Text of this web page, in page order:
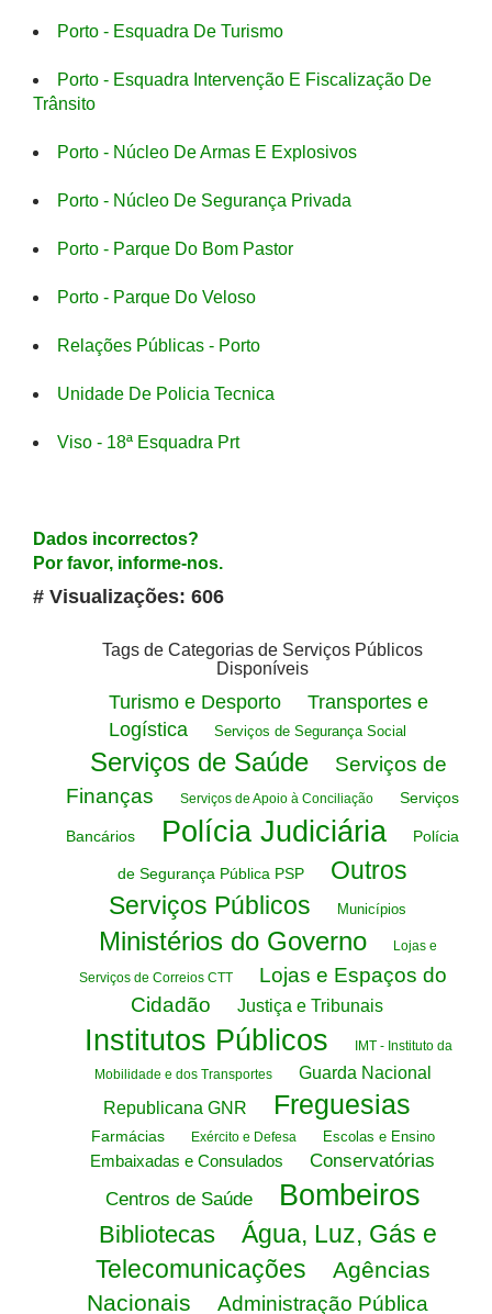
Porto - Esquadra De Turismo
Porto - Esquadra Intervenção E Fiscalização De
Trânsito
Porto - Núcleo De Armas E Explosivos
Porto - Núcleo De Segurança Privada
Porto - Parque Do Bom Pastor
Porto - Parque Do Veloso
Relações Públicas - Porto
Unidade De Policia Tecnica
Viso - 18ª Esquadra Prt
Dados incorrectos?
Por favor, informe-nos.
# Visualizações: 606
Tags de Categorias de Serviços Públicos
Disponíveis
Turismo e Desporto
Transportes e
Logística
Serviços de Segurança Social
Serviços de Saúde
Serviços de
Finanças
Serviços de Apoio à Conciliação Serviços
Bancários Polícia Judiciária Polícia
de Segurança Pública PSP
Outros
Serviços Públicos
Municípios
Ministérios do Governo Lojas e
Serviços de Correios CTT
Lojas e Espaços do
Cidadão
Justiça e Tribunais
Institutos Públicos
IMT - Instituto da
Mobilidade e dos Transportes
Guarda Nacional
Republicana GNR
Freguesias
Farmácias Exército e Defesa Escolas e Ensino
Embaixadas e Consulados
Conservatórias
Centros de Saúde
Bombeiros
Bibliotecas
Água, Luz, Gás e
Telecomunicações
Agências
Nacionais
Administração Pública